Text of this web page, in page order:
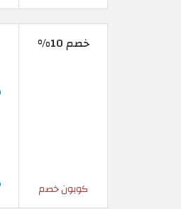
خصم 10%
كوبون خصم